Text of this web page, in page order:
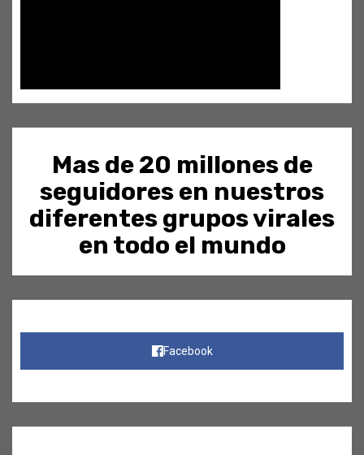
Mas de 20 millones de
seguidores en nuestros
diferentes grupos virales
en todo el mundo
Facebook